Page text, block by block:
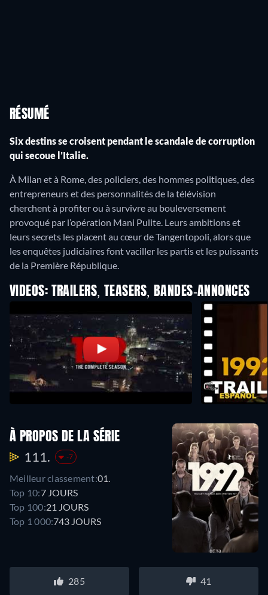
RÉSUMÉ
Six destins se croisent pendant le scandale de corruption
qui secoue l’Italie.
À Milan et à Rome, des policiers, des hommes politiques, des
entrepreneurs et des personnalités de la télévision
cherchent à profiter ou à survivre au bouleversement
provoqué par l’opération Mani Pulite. Leurs ambitions et
leurs secrets les placent au cœur de Tangentopoli, alors que
les enquêtes judiciaires font vaciller les partis et les puissants
de la Première République.
VIDEOS: TRAILERS, TEASERS, BANDES-ANNONCES
À PROPOS DE LA SÉRIE
111. -7
Meilleur classement:01.
Top 10:7 JOURS
Top 100:21 JOURS
Top 1 000:743 JOURS
285 41